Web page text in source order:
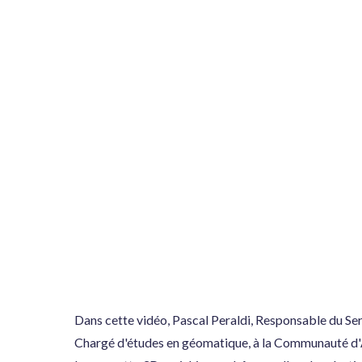
Dans cette vidéo, Pascal Peraldi, Responsable du
Chargé d'études en géomatique, à la Communauté